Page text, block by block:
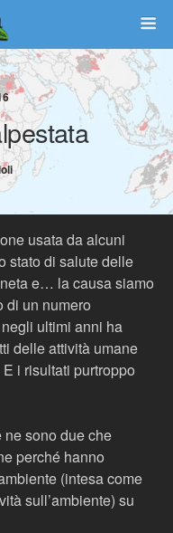
usata da alcuni
stato di salute delle
e… la causa siamo
di un numero
ultimi anni ha
delle attività umane
i risultati purtroppo
sono due che
perché hanno
(intesa come
sull’ambiente) su